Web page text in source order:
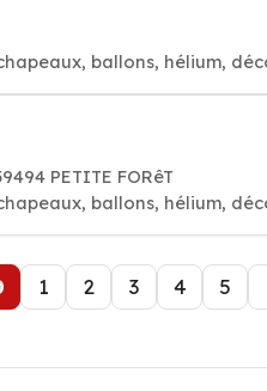
ballons, hélium,
PETITE FORêT
ballons, hélium,
1 2 3 4 5